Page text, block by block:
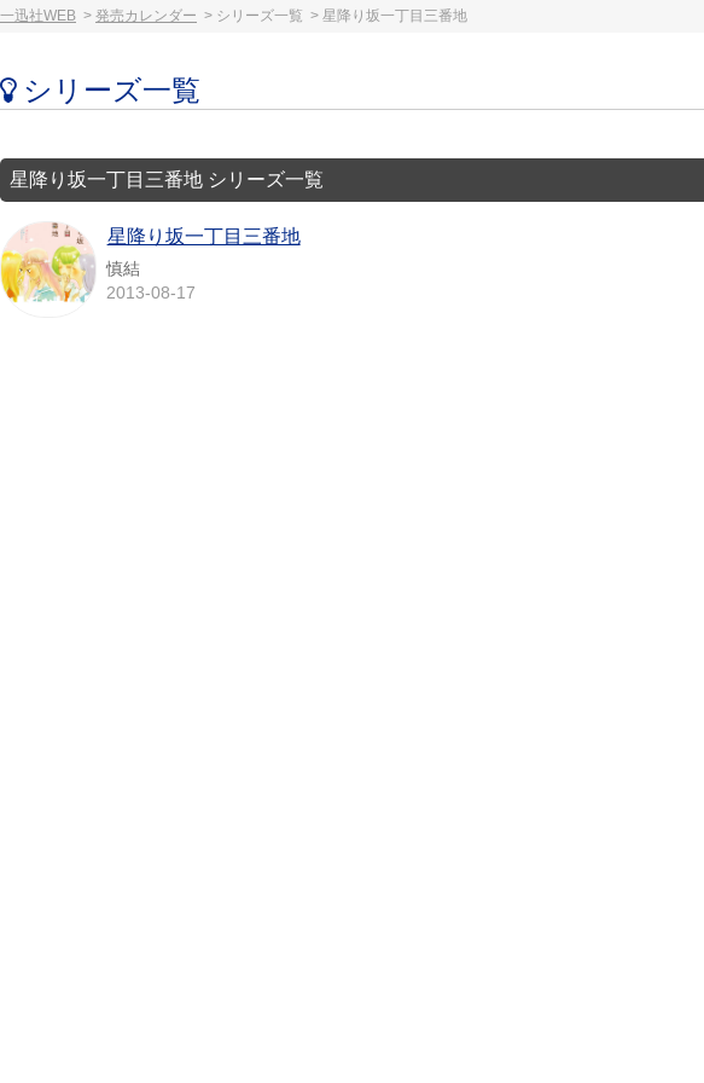
一迅社WEB 発売カレンダー シリーズ一覧 星降り坂一丁目三番地
シリーズ一覧
星降り坂一丁目三番地 シリーズ一覧
星降り坂一丁目三番地
慎結
2013-08-17